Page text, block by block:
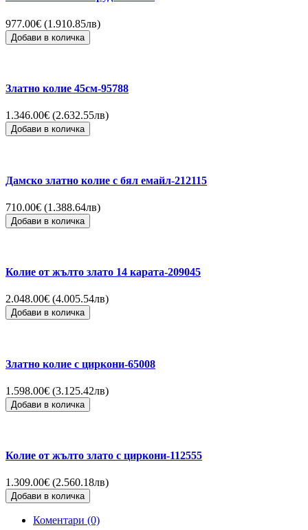
977.00€ (1.910.85лв)
Добави в количка
Златно колие 45см-95788
1.346.00€ (2.632.55лв)
Добави в количка
Дамско златно колие с бял емайл-212115
710.00€ (1.388.64лв)
Добави в количка
Колие от жълто злато 14 карата-209045
2.048.00€ (4.005.54лв)
Добави в количка
Златно колие с циркони-65008
1.598.00€ (3.125.42лв)
Добави в количка
Колие от жълто злато с циркони-112555
1.309.00€ (2.560.18лв)
Добави в количка
Коментари (0)